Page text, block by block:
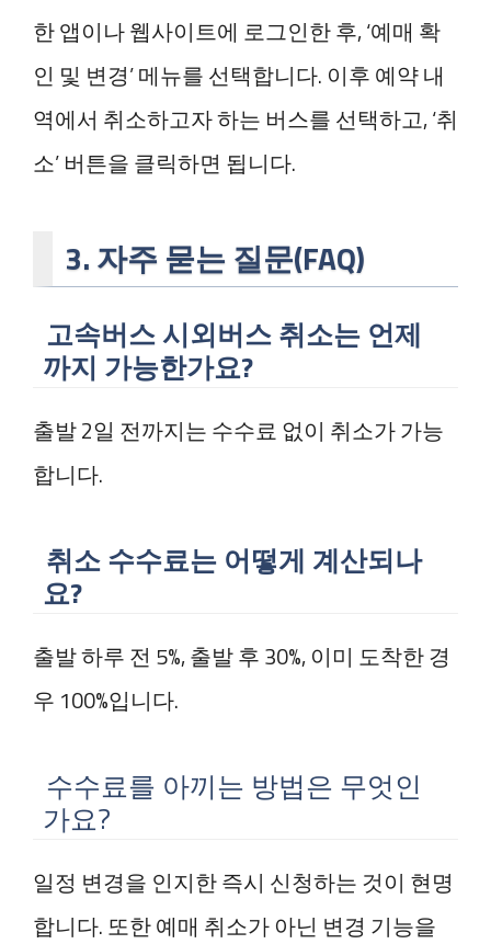
한 앱이나 웹사이트에 로그인한 후, ‘예매 확
인 및 변경’ 메뉴를 선택합니다. 이후 예약 내
역에서 취소하고자 하는 버스를 선택하고, ‘취
소’ 버튼을 클릭하면 됩니다.
3. 자주 묻는 질문(FAQ)
고속버스 시외버스 취소는 언제
까지 가능한가요?
출발 2일 전까지는 수수료 없이 취소가 가능
합니다.
취소 수수료는 어떻게 계산되나
요?
출발 하루 전 5%, 출발 후 30%, 이미 도착한 경
우 100%입니다.
수수료를 아끼는 방법은 무엇인
가요?
일정 변경을 인지한 즉시 신청하는 것이 현명
합니다. 또한 예매 취소가 아닌 변경 기능을